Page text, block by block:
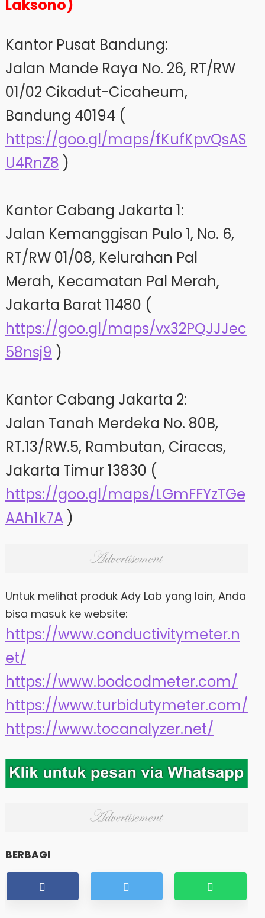
Laksono)
Kantor Pusat Bandung:
Jalan Mande Raya No. 26, RT/RW
01/02 Cikadut-Cicaheum,
Bandung 40194 (
https://goo.gl/maps/fKufKpvQsAS
U4RnZ8 )
Kantor Cabang Jakarta 1:
Jalan Kemanggisan Pulo 1, No. 6,
RT/RW 01/08, Kelurahan Pal
Merah, Kecamatan Pal Merah,
Jakarta Barat 11480 (
https://goo.gl/maps/vx32PQJJJec
58nsj9 )
Kantor Cabang Jakarta 2:
Jalan Tanah Merdeka No. 80B,
RT.13/RW.5, Rambutan, Ciracas,
Jakarta Timur 13830 (
https://goo.gl/maps/LGmFFYzTGe
AAh1k7A)
Untuk melihat produk Ady Lab yang lain, Anda
bisa masuk ke website:
https://www.conductivitymeter.n
et/
https://www.bodcodmeter.com/
https://www.turbidutymeter.com/
https://www.tocanalyzer.net/
BERBAGI